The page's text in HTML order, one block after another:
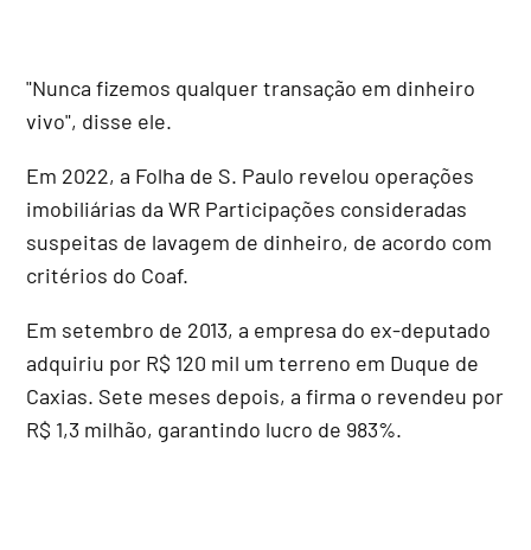
"Nunca fizemos qualquer transação em dinheiro
vivo", disse ele.
Em 2022, a Folha de S. Paulo revelou operações
imobiliárias da WR Participações consideradas
suspeitas de lavagem de dinheiro, de acordo com
critérios do Coaf.
Em setembro de 2013, a empresa do ex-deputado
adquiriu por R$ 120 mil um terreno em Duque de
Caxias. Sete meses depois, a firma o revendeu por
R$ 1,3 milhão, garantindo lucro de 983%.